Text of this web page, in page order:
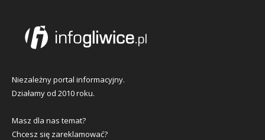
Niezależny portal informacyjny.
Działamy od 2010 roku.
Masz dla nas temat?
Chcesz się zareklamować?